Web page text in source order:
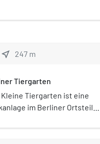
für
Arbeit und Soziales
near_me 247 m
Tiergarten
Kleine Tiergarten ist eine
im Berliner Ortsteil